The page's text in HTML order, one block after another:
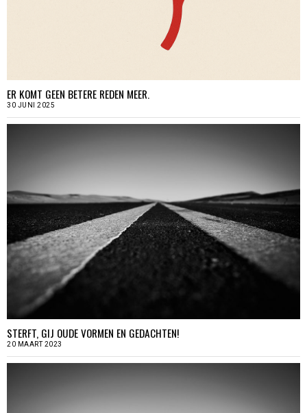
ER KOMT GEEN BETERE REDEN MEER.
30 JUNI 2025
STERFT, GIJ OUDE VORMEN EN GEDACHTEN!
20 MAART 2023